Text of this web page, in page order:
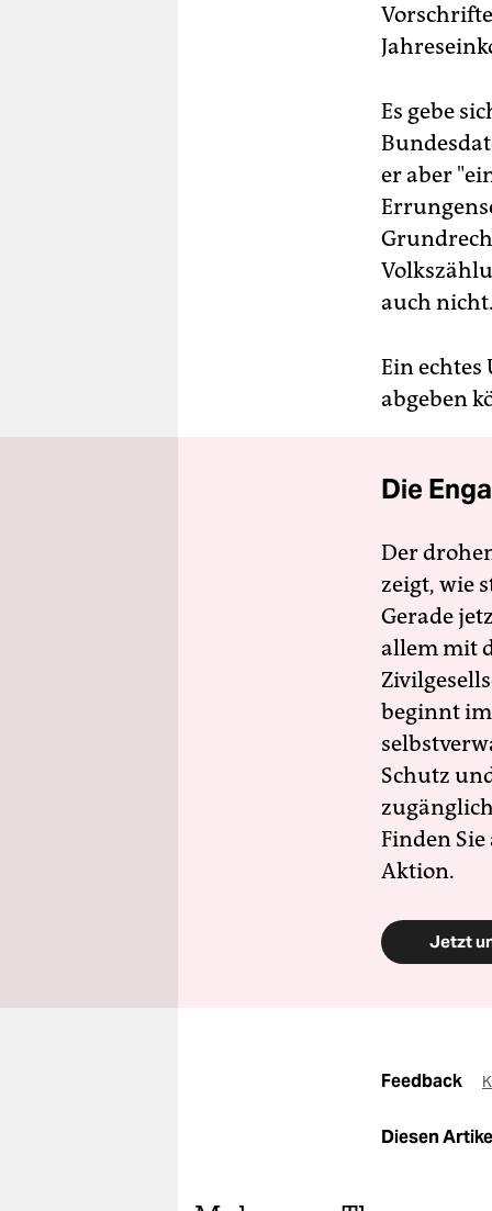
Es gebe
er aber
auch
Ein
abgeben
Die
Der
zeigt, wie
Gerade
allem mit
beginnt
Schutz
Finden
Aktion.
Jetzt
Feedback
Diesen